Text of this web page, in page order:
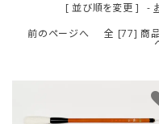
[ 並び順を変更 ] -
前のページへ
全 [77] 商